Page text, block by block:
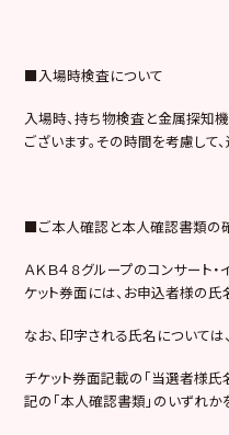
■入場時検査について
入場時、持ち物検査と金属探知
ございます。その時間を考慮して
■ご本人確認と本人確認書類の
ＡＫＢ４８グループのコンサート
ケット券面には、お申込者様の氏
なお、印字される氏名については
チケット券面記載の「当選者様
記の「本人確認書類」のいずれか